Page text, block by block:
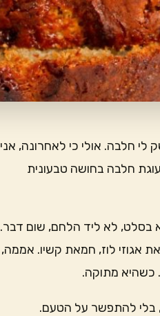
חלבה. אולי כי לאחרונה, אני
חלבה בחושה טבעונית
בסלט, לא ליד הלחם, שום דבר.
אגוזי לוז, חמאת קשיו. אממה,
כשהיא מתוקה.
בלי להתפשר על הטעם.